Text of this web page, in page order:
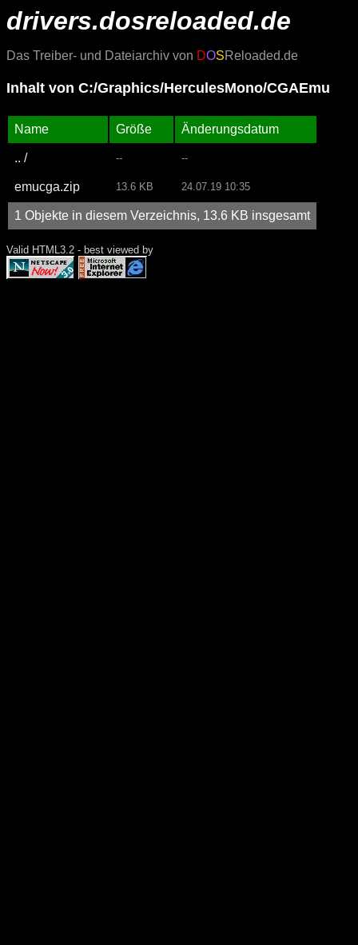
drivers.dosreloaded.de
Das Treiber- und Dateiarchiv von DOSReloaded.de
Inhalt von C:/Graphics/HerculesMono/CGAEmu
Name Größe Änderungsdatum
.. / -- --
emucga.zip 13.6 KB 24.07.19 10:35
1 Objekte in diesem Verzeichnis, 13.6 KB insgesamt
Valid HTML3.2 - best viewed by